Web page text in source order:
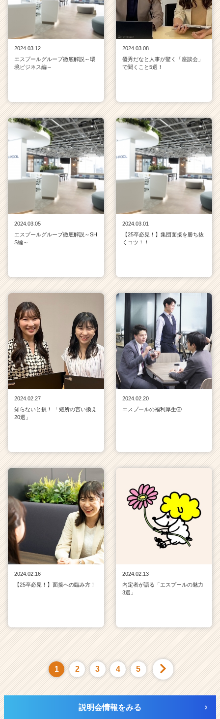
2024.03.12
エスプールグループ徹底解説～環
境ビジネス編～
2024.03.08
優秀だなと人事が驚く「座談会」
で聞くこと5選！
2024.03.05
エスプールグループ徹底解説～SH
S編～
2024.03.01
【25卒必見！】集団面接を勝ち抜
くコツ！！
2024.02.27
知らないと損！ 「短所の言い換え
20選」
2024.02.20
エスプールの福利厚生②
2024.02.16
【25卒必見！】面接への臨み方！
2024.02.13
内定者が語る「エスプールの魅力
3選」
1 2 3 4 5
説明会情報をみる